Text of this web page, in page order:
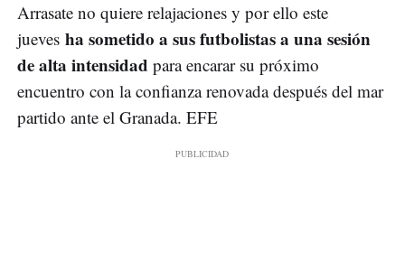
Arrasate no quiere relajaciones y por ello este
jueves ha sometido a sus futbolistas a una sesión
de alta intensidad para encarar su próximo
encuentro con la confianza renovada después del mar
partido ante el Granada. EFE